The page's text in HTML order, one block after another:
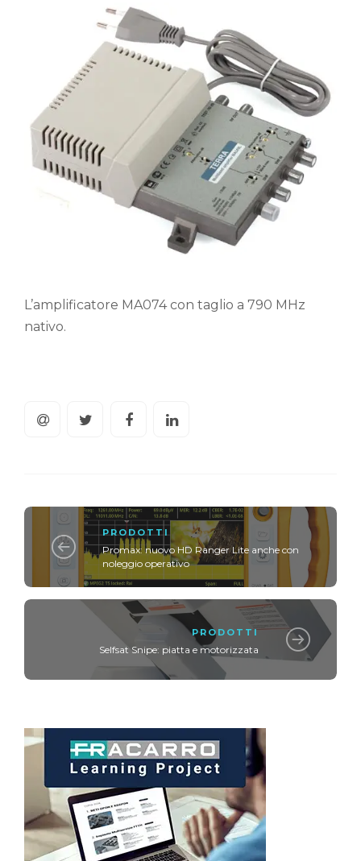
L’amplificatore MA074 con taglio a 790 MHz
nativo.
PRODOTTI
Promax: nuovo HD Ranger Lite anche con
noleggio operativo
PRODOTTI
Selfsat Snipe: piatta e motorizzata